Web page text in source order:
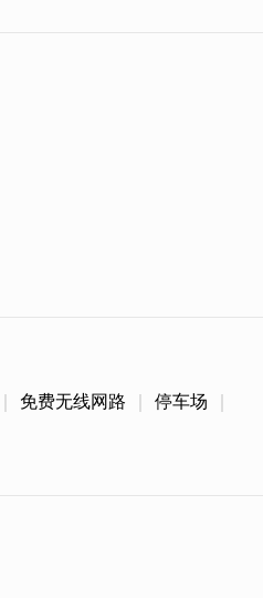
温馨的氛围，让您体验宾至如
外还有提供随身wifi机免费借
免费无线网路 停车场